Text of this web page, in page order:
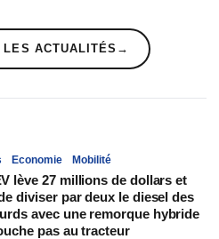
ACTUALITÉS →
Economie Mobilité
lève 27 millions de dollars et
diviser par deux le diesel des
avec une remorque hybride
pas au tracteur